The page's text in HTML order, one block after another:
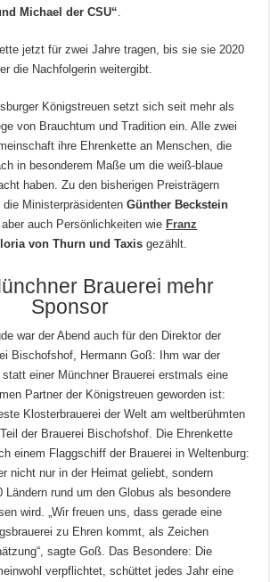
Michael der CSU“
jetzt für zwei Jahre tragen, bis sie sie 2020
die Nachfolgerin weitergibt.
Königstreuen setzt sich seit mehr als
von Brauchtum und Tradition ein. Alle zwei
ihre Ehrenkette an Menschen, die
in besonderem Maße um die weiß-blaue
haben. Zu den bisherigen Preisträgern
die MinisterpräsidentenGünther Beckstein
, aber auch Persönlichkeiten wie Franz
von Thurn und Taxis gezählt.
Brauerei mehr
Sponsor
war der Abend auch für den Direktor der
Bischofshof, Hermann Goß: Ihm war der
einer Münchner Brauerei erstmals eine
Partner der Königstreuen geworden ist:
Klosterbrauerei der Welt am weltberühmten
der Brauerei Bischofshof. Die Ehrenkette
einem Flaggschiff der Brauerei in Weltenburg:
nicht nur in der Heimat geliebt, sondern
Ländern rund um den Globus als besondere
wird. „Wir freuen uns, dass gerade eine
zu Ehren kommt, als Zeichen
sagte Goß. Das Besondere: Die
verpflichtet, schüttet jedes Jahr eine